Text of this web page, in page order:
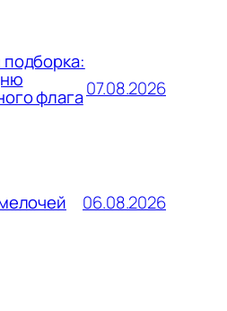
флага07.08.2026
06.08.2026